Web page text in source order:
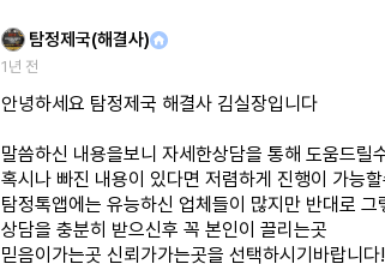
탐정제국(해결사)
1년 전
안녕하세요 탐정제국 해결사 김실장입니다
말씀하신 내용을보니 자세한상담을 통해 도움드릴
혹시나 빠진 내용이 있다면 저렴하게 진행이 가능
탐정톡앱에는 유능하신 업체들이 많지만 반대로
상담을 충분히 받으신후 꼭 본인이 끌리는곳
믿음이가는곳 신뢰가가는곳을 선택하시기바랍니다!